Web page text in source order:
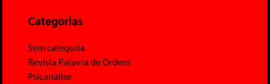
Categorias
Sem categoria
Revista Palavra de Ordem
Psicanálise